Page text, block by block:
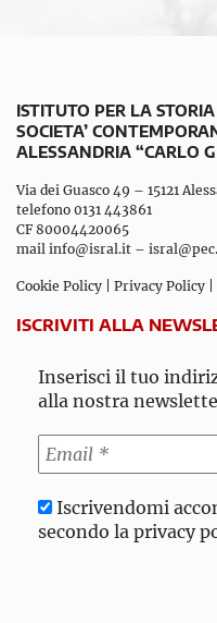
ISTITUTO PER LA
SOCIETA’
ALESSANDRIA “CARLO
Via dei Guasco 49 – 15121
telefono 0131 443861
CF 80004420065
mail info@isral.it –
Cookie Policy Privacy Policy
ISCRIVITI ALLA
Inserisci il tuo
alla nostra
Iscrivendomi
secondo la privacy